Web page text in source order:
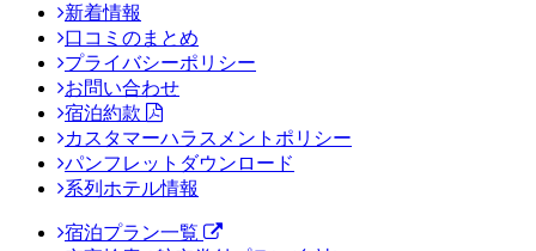
新着情報
口コミのまとめ
プライバシーポリシー
お問い合わせ
宿泊約款
カスタマーハラスメントポリシー
パンフレットダウンロード
系列ホテル情報
宿泊プラン一覧